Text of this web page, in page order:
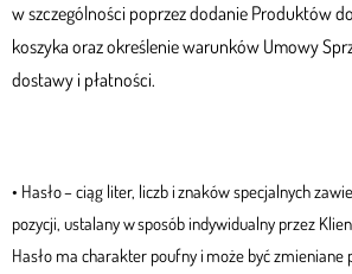
w szczególności poprzez dodanie Produktów
koszyka oraz określenie warunków Umowy
dostawy i płatności.
• Hasło – ciąg liter, liczb i znaków specjalnych
pozycji, ustalany w sposób indywidualny przez
Hasło ma charakter poufny i może być zmieniane